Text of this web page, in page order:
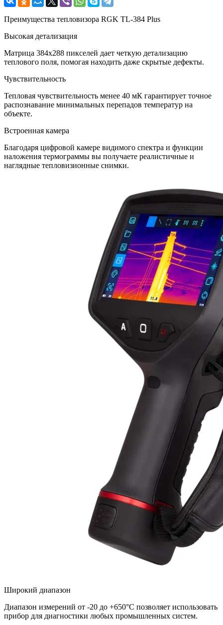
Преимущества тепловизора RGK TL-384 Plus
Высокая детализация
Матрица 384х288 пикселей дает четкую детализацию
теплового поля, помогая находить даже скрытые дефекты.
Чувствительность
Тепловая чувствительность менее 40 мК гарантирует точное
распознавание минимальных перепадов температур на
объекте.
Встроенная камера
Благодаря цифровой камере видимого спектра и функции
наложения термограммы вы получаете реалистичные и
наглядные тепловизионные снимки.
Широкий диапазон
Диапазон измерений от -20 до +650°С позволяет использовать
прибор для диагностики любых промышленных систем.